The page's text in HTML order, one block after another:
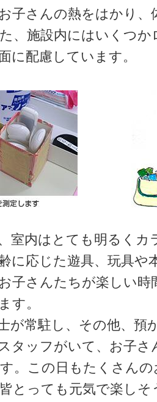
子さんの熱をはかり、
、施設内にはいくつか
に配慮しています。
室内はとても明るくカ
に応じた遊具、玩具や
子さんたちが楽しい時
す。
が常駐し、その他、預
タッフがいて、お子さ
。この日もたくさん
とっても元気で楽しそ